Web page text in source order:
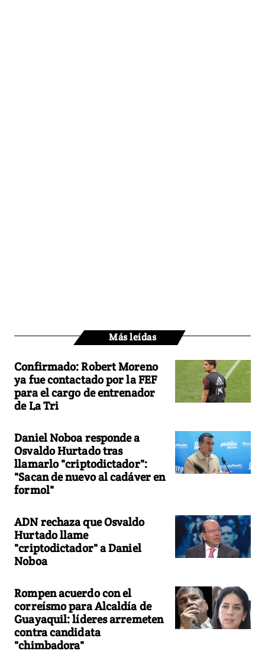
Más leídas
Confirmado: Robert Moreno
ya fue contactado por la FEF
para el cargo de entrenador
de La Tri
Daniel Noboa responde a
Osvaldo Hurtado tras
llamarlo "criptodictador":
"Sacan de nuevo al cadáver en
formol"
ADN rechaza que Osvaldo
Hurtado llame
"criptodictador" a Daniel
Noboa
Rompen acuerdo con el
correísmo para Alcaldía de
Guayaquil: líderes arremeten
contra candidata
"chimbadora"